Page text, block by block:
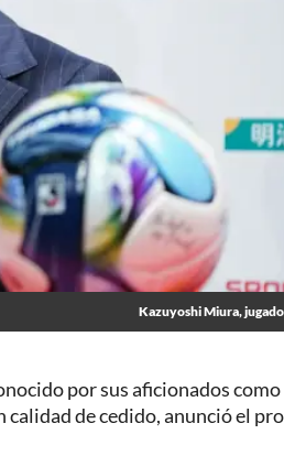
Kazuyoshi Miura,
por sus aficionados como
de cedido, anunció el